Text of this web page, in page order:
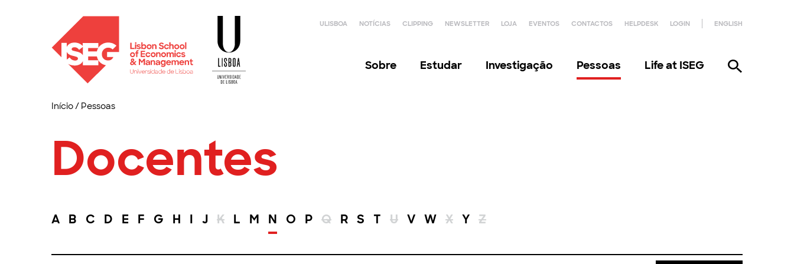
ULISBOA NOTÍCIAS CLIPPING NEWSLETTER LOJA EVENTOS CONTACTOS HELPDESK LOGIN ENGLISH
Sobre Estudar Investigação Pessoas Life at ISEG
Início/ Pessoas
Docentes
A B C D E F G H I J K L M N O P Q R S T U V W X Y Z